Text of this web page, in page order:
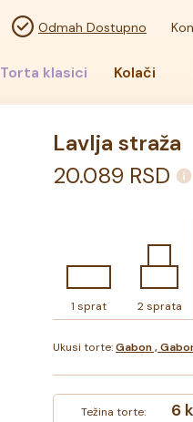
Odmah Dostupno
Torta klasici Kolači
Lavlja straža
20.089 RSD
1 sprat 2 sprata
Ukusi torte:Gabon ,
Težina torte: 6